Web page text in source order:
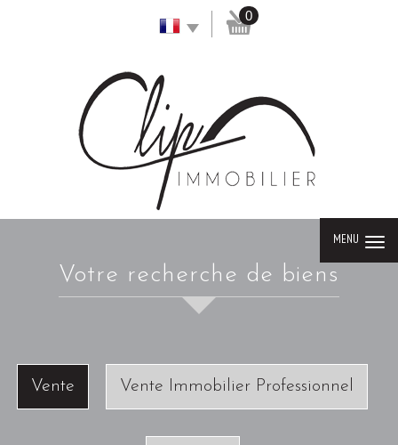
0
MENU
votre recherche de biens
Vente Vente Immobilier Professionnel